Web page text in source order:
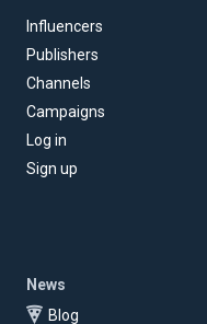
Influencers
Publishers
Channels
Campaigns
Log in
Sign up
News
Blog